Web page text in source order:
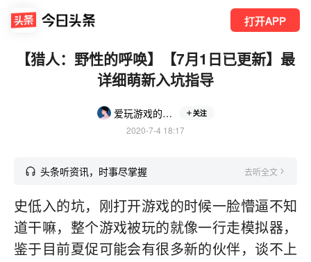
打开APP
【猎人：野性的呼唤】【7月1日已更新】最
详细萌新入坑指导
爱玩游戏的小衣同学 关注
2020-7-4 18:17
头条听资讯，时事尽掌握 去听全文
史低入的坑，刚打开游戏的时候一脸懵逼不知
道干嘛，整个游戏被玩的就像一行走模拟器，
鉴于目前夏促可能会有很多新的伙伴，谈不上